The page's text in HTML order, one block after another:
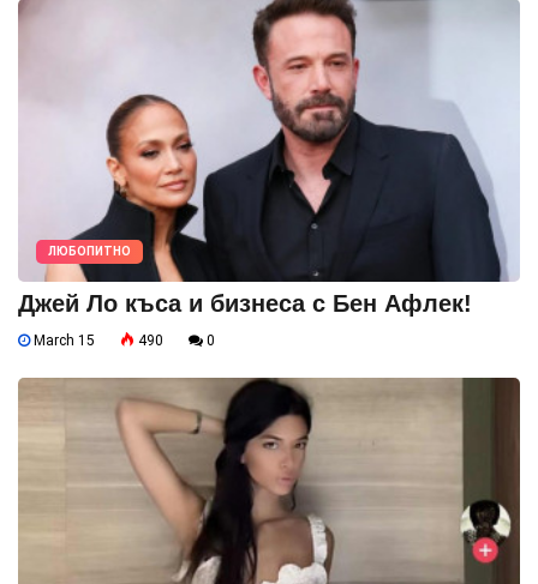
ЛЮБОПИТНО
Джей Ло къса и бизнеса с Бен Афлек!
March 15 490 0